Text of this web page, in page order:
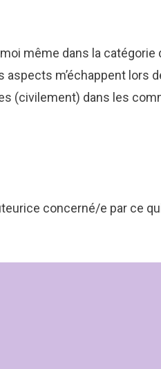
même dans la catégorie
m’échappent lors
(civilement) dans les
concerné/e par ce